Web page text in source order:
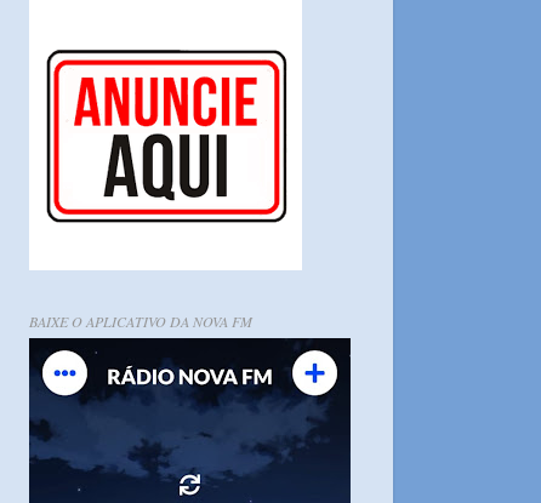
BAIXE O APLICATIVO DA NOVA FM